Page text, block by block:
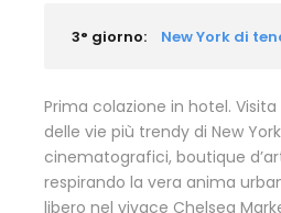
3° giorno: New York di
Prima colazione in hotel.
delle vie più trendy di New
cinematografici, boutique
respirando la vera anima
libero nel vivace Chelsea